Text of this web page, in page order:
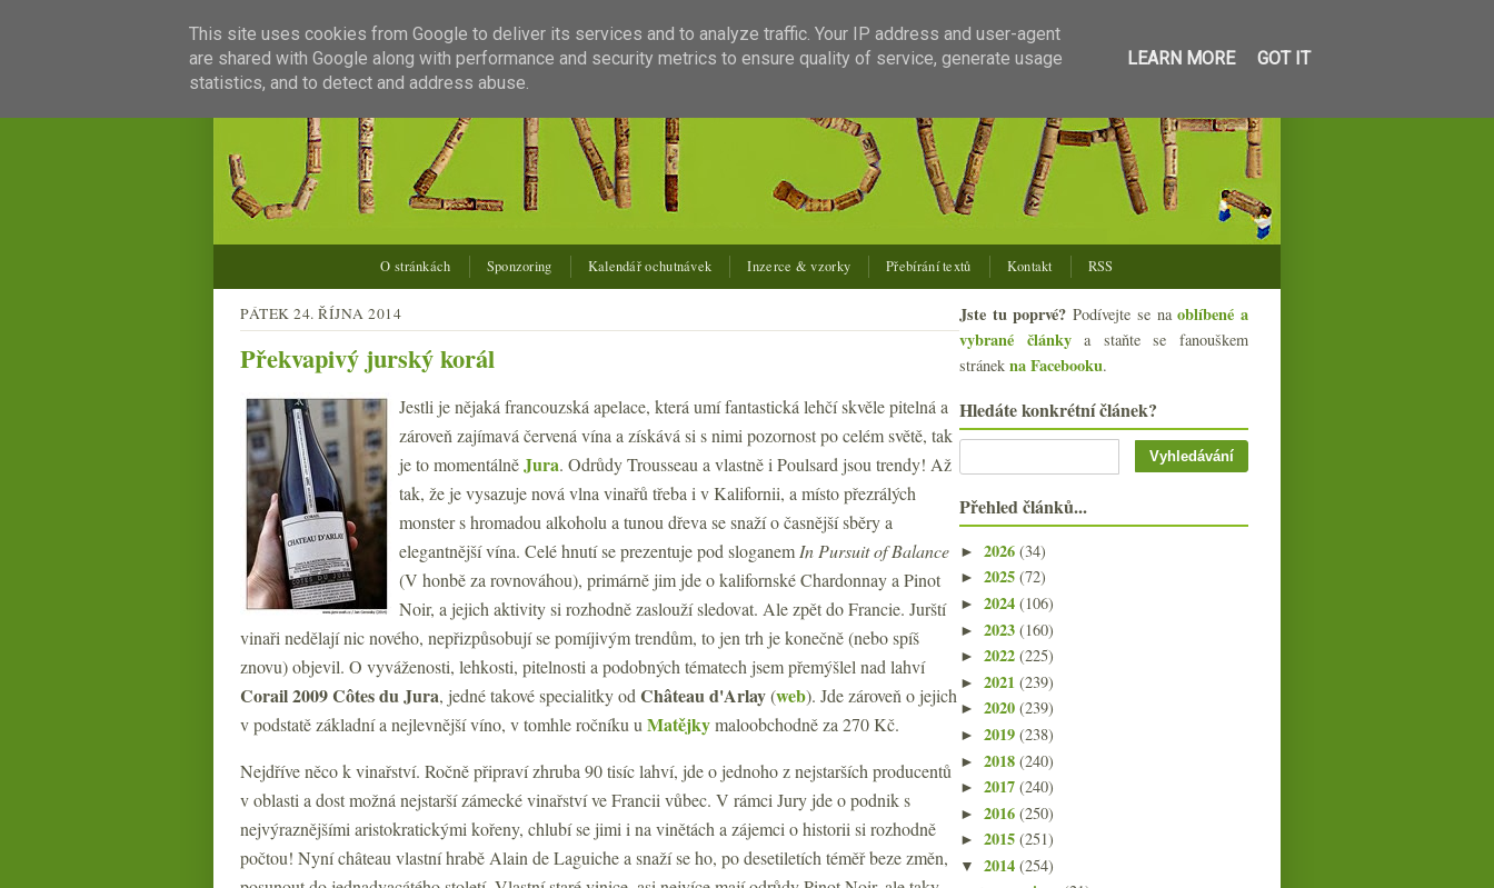
O stránkách Sponzoring Kalendář ochutnávek Inzerce & vzorky Přebírání textů Kontakt RSS
PÁTEK 24. ŘÍJNA 2014
Překvapivý jurský korál
Jestli je nějaká francouzská apelace, která umí fantastická lehčí skvěle pitelná a
zároveň zajímavá červená vína a získává si s nimi pozornost po celém světě, tak
je to momentálněJura. Odrůdy Trousseau a vlastně i Poulsard jsou trendy! Až
tak, že je vysazuje nová vlna vinařů třeba i v Kalifornii, a místo přezrálých
monster s hromadou alkoholu a tunou dřeva se snaží o časnější sběry a
elegantnější vína. Celé hnutí se prezentuje pod sloganem In Pursuit of Balance
(V honbě za rovnováhou), primárně jim jde o kalifornské Chardonnay a Pinot
Noir, a jejich aktivity si rozhodně zaslouží sledovat. Ale zpět do Francie. Jurští
vinaři nedělají nic nového, nepřizpůsobují se pomíjivým trendům, to jen trh je konečně (nebo spíš
znovu) objevil. O vyváženosti, lehkosti, pitelnosti a podobných tématech jsem přemýšlel nad lahví
Corail 2009 Côtes du Jura, jedné takové specialitky od Château d'Arlay(web). Jde zároveň o jejich
v podstatě základní a nejlevnější víno, v tomhle ročníku u Matějkymaloobchodně za 270 Kč.
Nejdříve něco k vinařství. Ročně připraví zhruba 90 tisíc lahví, jde o jednoho z nejstarších producentů
v oblasti a dost možná nejstarší zámecké vinařství ve Francii vůbec. V rámci Jury jde o podnik s
nejvýraznějšími aristokratickými kořeny, chlubí se jimi i na vinětách a zájemci o historii si rozhodně
počtou! Nyní château vlastní hrabě Alain de Laguiche a snaží se ho, po desetiletích téměř beze změn,
Jste tu poprvé? Podívejte se naoblíbené a
vybrané článkya staňte se fanouškem
stránek na Facebooku.
Hledáte konkrétní článek?
Přehled článků...
► 2026 (34)
► 2025 (72)
► 2024 (106)
► 2023 (160)
► 2022 (225)
► 2021 (239)
► 2020 (239)
► 2019 (238)
► 2018 (240)
► 2017 (240)
► 2016 (250)
► 2015 (251)
▼ 2014 (254)
This site uses cookies from Google to deliver its services and to analyze traffic. Your IP address and user-agent
are shared with Google along with performance and security metrics to ensure quality of service, generate usage
statistics, and to detect and address abuse.
LEARN MORE GOT IT